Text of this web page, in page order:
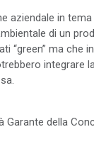
aziendale in
di un
ma che
integrare
della